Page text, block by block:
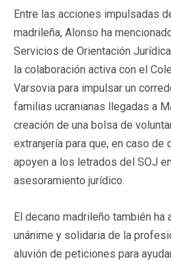
Entre las acciones impulsadas
madrileña, Alonso ha
Servicios de Orientación
la colaboración activa con el
Varsovia para impulsar un
familias ucranianas llegadas a
creación de una bolsa de
extranjería para que, en caso de
apoyen a los letrados del SOJ
asesoramiento jurídico.
El decano madrileño también
unánime y solidaria de la
aluvión de peticiones para